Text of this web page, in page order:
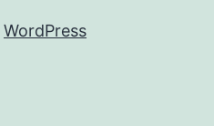
WordPress